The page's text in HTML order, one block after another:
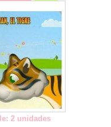
2 unidades